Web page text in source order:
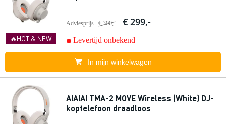
🔥HOT & NEW
Adviesprijs € 300,- € 299,-
Levertijd onbekend
In mijn winkelwagen
AIAIAI TMA-2 MOVE Wireless (White) DJ-
koptelefoon draadloos